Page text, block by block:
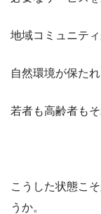
地域コミュニティ
自然環境が保たれ
若者も高齢者も
こうした状態こ
うか。